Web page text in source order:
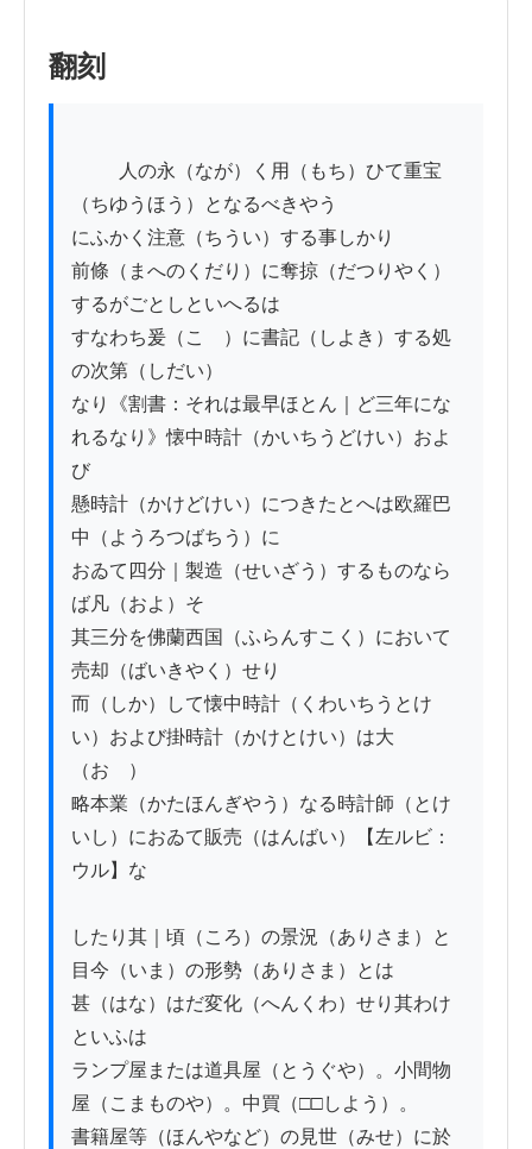
翻刻
（ちゆうほう）となるべきやう
にふかく注意（ちうい）する事しかり
前條（まへのくだり）に奪掠（だつりやく）
するがごとしといへるは
すなわち爰（こゝ）に書記（しよき）する処
の次第（しだい）
なり《割書：それは最早ほとん｜ど三年にな
れるなり》懐中時計（かいちうどけい）およ
び
懸時計（かけどけい）につきたとへは欧羅巴
中（ようろつばちう）に
おゐて四分｜製造（せいざう）するものなら
ば凡（およ）そ
其三分を佛蘭西国（ふらんすこく）において
売却（ばいきやく）せり
而（しか）して懐中時計（くわいちうとけ
い）および掛時計（かけとけい）は大
（おゝ）
略本業（かたほんぎやう）なる時計師（とけ
いし）におゐて販売（はんばい）【左ルビ：
ウル】な
したり其｜頃（ころ）の景況（ありさま）と
目今（いま）の形勢（ありさま）とは
甚（はな）はだ変化（へんくわ）せり其わけ
といふは
ランプ屋または道具屋（とうぐや）。小間物
屋（こまものや）。中買（□□しよう）。
書籍屋等（ほんやなど）の見世（みせ）に於